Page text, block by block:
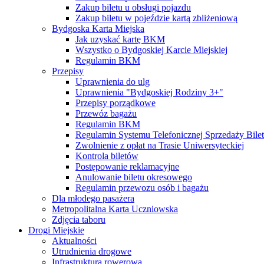
Zakup biletu u obsługi pojazdu
Zakup biletu w pojeździe kartą zbliżeniową
Bydgoska Karta Miejska
Jak uzyskać kartę BKM
Wszystko o Bydgoskiej Karcie Miejskiej
Regulamin BKM
Przepisy
Uprawnienia do ulg
Uprawnienia "Bydgoskiej Rodziny 3+"
Przepisy porządkowe
Przewóz bagażu
Regulamin BKM
Regulamin Systemu Telefonicznej Sprzedaży
Zwolnienie z opłat na Trasie Uniwersyteckiej
Kontrola biletów
Postępowanie reklamacyjne
Anulowanie biletu okresowego
Regulamin przewozu osób i bagażu
Dla młodego pasażera
Metropolitalna Karta Uczniowska
Zdjęcia taboru
Drogi Miejskie
Aktualności
Utrudnienia drogowe
Infrastruktura rowerowa